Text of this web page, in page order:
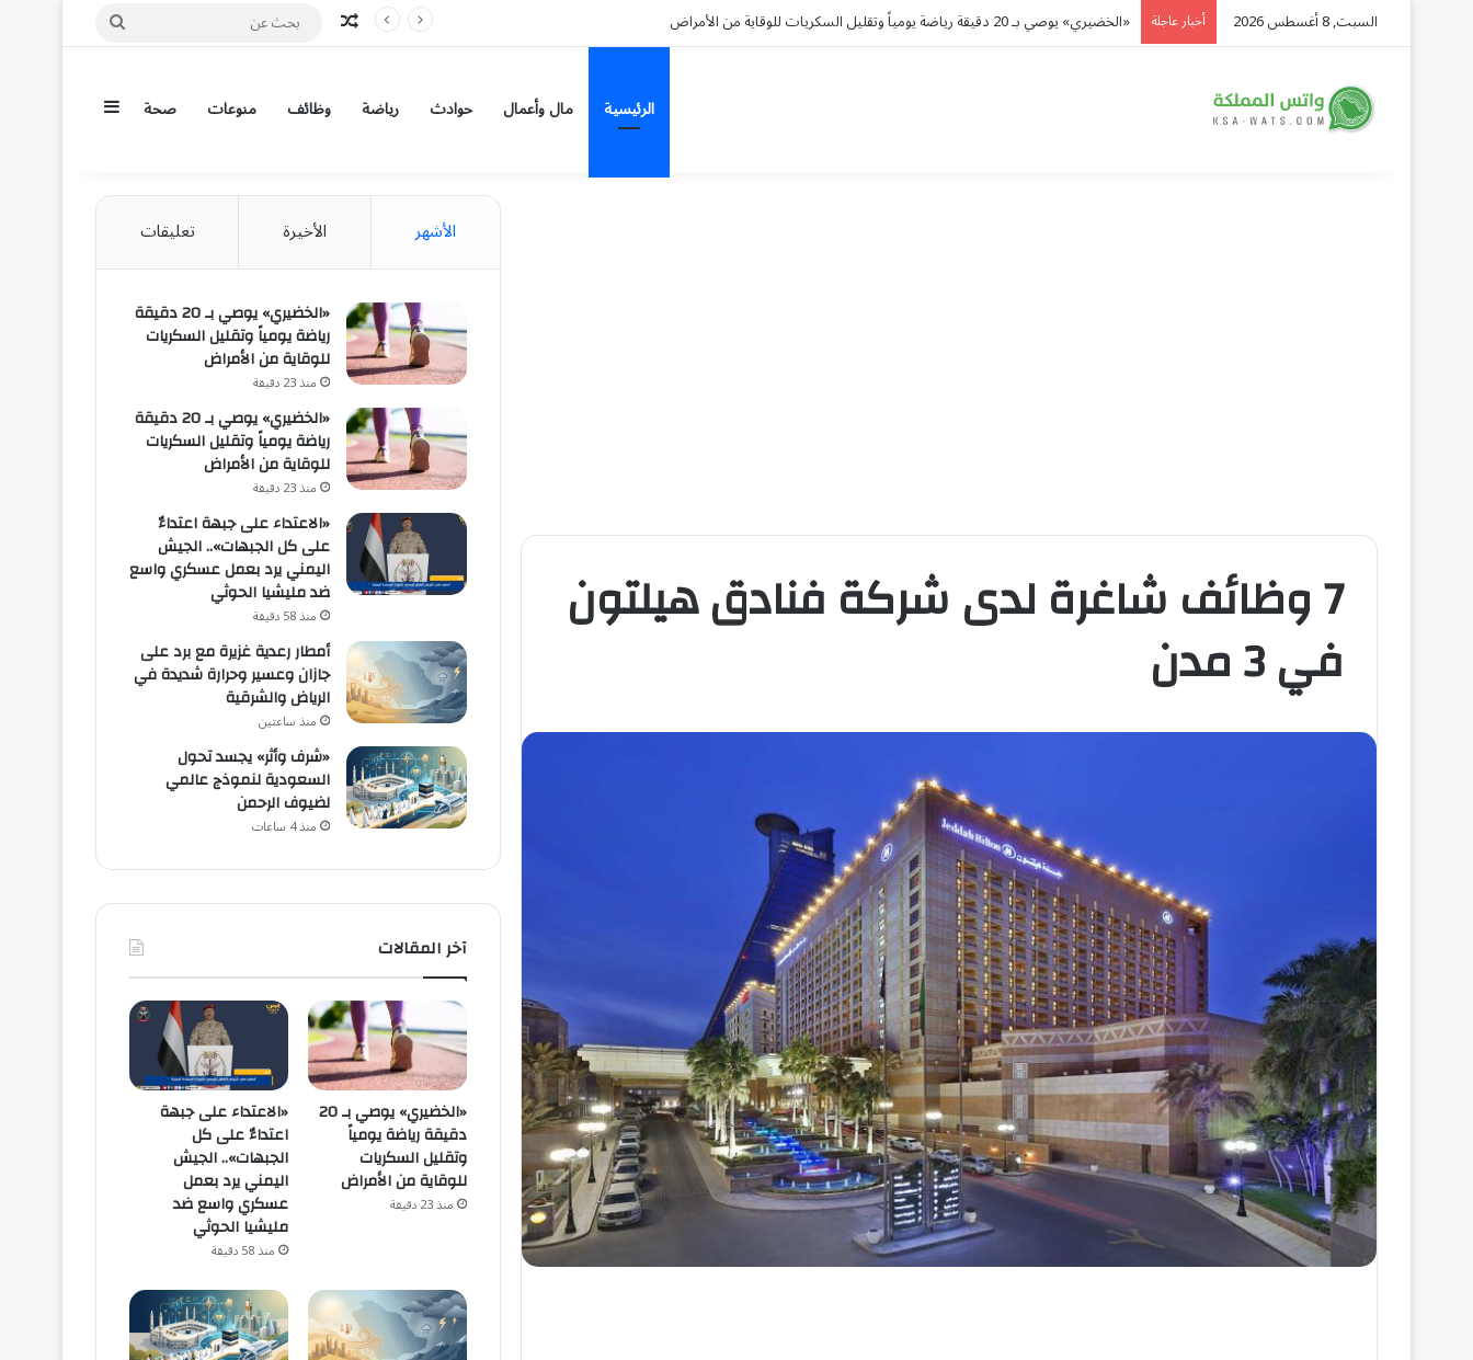
السبت, 8 أغسطس 2026 أخبار عاجلة «الخضيري» يوصي بـ 20 دقيقة رياضة يومياً وتقليل السكريات للوقاية من الأمراض مقال عشوائي
بحث
الرئيسية مال وأعمال حوادث رياضة وظائف منوعات صحة إضافة عمود
7 وظائف شاغرة لدى شركة فنادق هيلتون
في 3 مدن
الأشهر الأخيرة تعليقات
«الخضيري» يوصي بـ 20 دقيقة
رياضة يومياً وتقليل السكريات
للوقاية من الأمراض
منذ 23 دقيقة
«الخضيري» يوصي بـ 20 دقيقة
رياضة يومياً وتقليل السكريات
للوقاية من الأمراض
منذ 23 دقيقة
«الاعتداء على جبهة اعتداءٌ
على كل الجبهات».. الجيش
اليمني يرد بعمل عسكري واسع
ضد مليشيا الحوثي
منذ 58 دقيقة
أمطار رعدية غزيرة مع برد على
جازان وعسير وحرارة شديدة في
الرياض والشرقية
منذ ساعتين
«شرف وأثر» يجسد تحول
السعودية لنموذج عالمي
لضيوف الرحمن
منذ 4 ساعات
آخر المقالات
«الخضيري» يوصي بـ 20
دقيقة رياضة يومياً
وتقليل السكريات
للوقاية من الأمراض
منذ 23 دقيقة
«الاعتداء على جبهة
اعتداءٌ على كل
الجبهات».. الجيش
اليمني يرد بعمل
عسكري واسع ضد
مليشيا الحوثي
منذ 58 دقيقة